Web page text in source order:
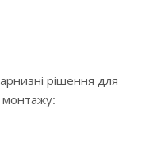
рішення для
монтажу: